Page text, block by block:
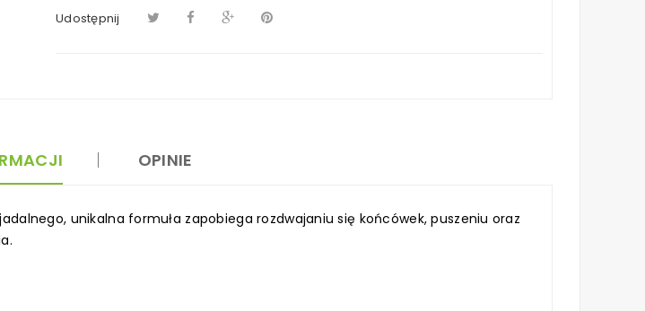
Udostępnij
OPINIE
unikalna formuła zapobiega rozdwajaniu się końcówek, puszeniu oraz